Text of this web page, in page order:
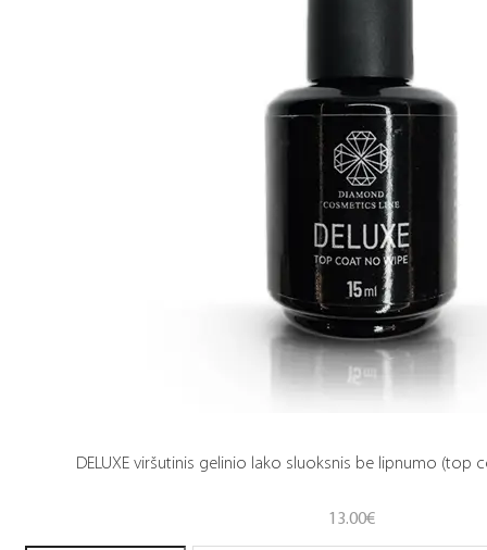
DELUXE viršutinis gelinio lako sluoksnis be lipnumo (top
13.00€